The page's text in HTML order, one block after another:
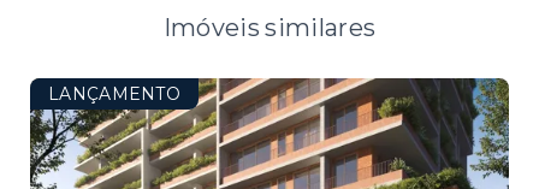
Imóveis similares
LANÇAMENTO